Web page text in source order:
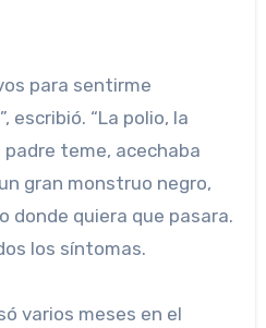
para sentirme
escribió. “La polio, la
teme, acechaba
gran monstruo negro,
donde quiera que pasara.
los síntomas.
varios meses en el